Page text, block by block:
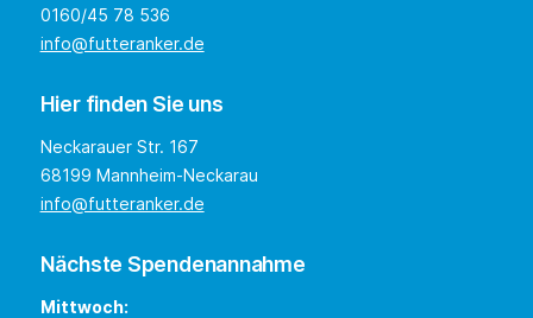
0160/45 78 536
info@futteranker.de
Hier finden Sie uns
Neckarauer Str. 167
68199 Mannheim-Neckarau
info@futteranker.de
Nächste Spendenannahme
Mittwoch: